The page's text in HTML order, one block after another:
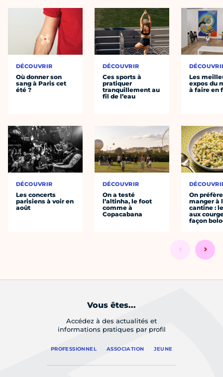
DÉCOUVRIR
Où donner son
sang à Paris cet
été ?
DÉCOUVRIR
Les concerts
parisiens à voir en
août
DÉCOUVRIR
Ces sports à
pratiquer
tranquillement au
fil de l’eau
DÉCOUVRIR
On a testé
l’altinha, le foot
comme à
Copacabana
Les
expos du
à faire en
On préfère
manger à
cantine :
aux
façon
Vous êtes...
Accédez à des actualités et
informations pratiques par profil
PROFESSIONNEL ASSOCIATION JEUNE